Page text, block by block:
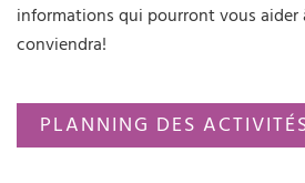
informations qui pourront vous aider
conviendra!
PLANNING DES